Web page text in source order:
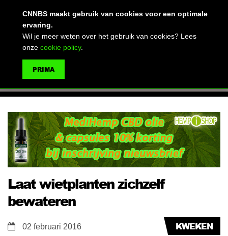
Laat wietplanten zichzelf
bewateren
KWEKEN
02 februari 2016
CNNBS maakt gebruik van cookies voor een optimale
ervaring.
Wil je meer weten over het gebruik van cookies? Lees
onze cookie policy.
PRIMA